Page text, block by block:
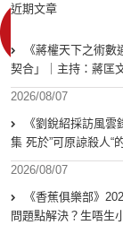
近期文章
《蔣權天下之術
契合」｜主持：蔣匡
2026/08/07
《劉銳紹採訪風
集 死於”可原諒殺人“
2026/08/07
《香蕉俱樂部》
問題點解決？生唔生